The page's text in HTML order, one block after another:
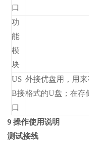
口
功
能
模
块
US
B接
口
外接优盘用，用
格式的U盘；在存
9 操作使用说明
测试接线